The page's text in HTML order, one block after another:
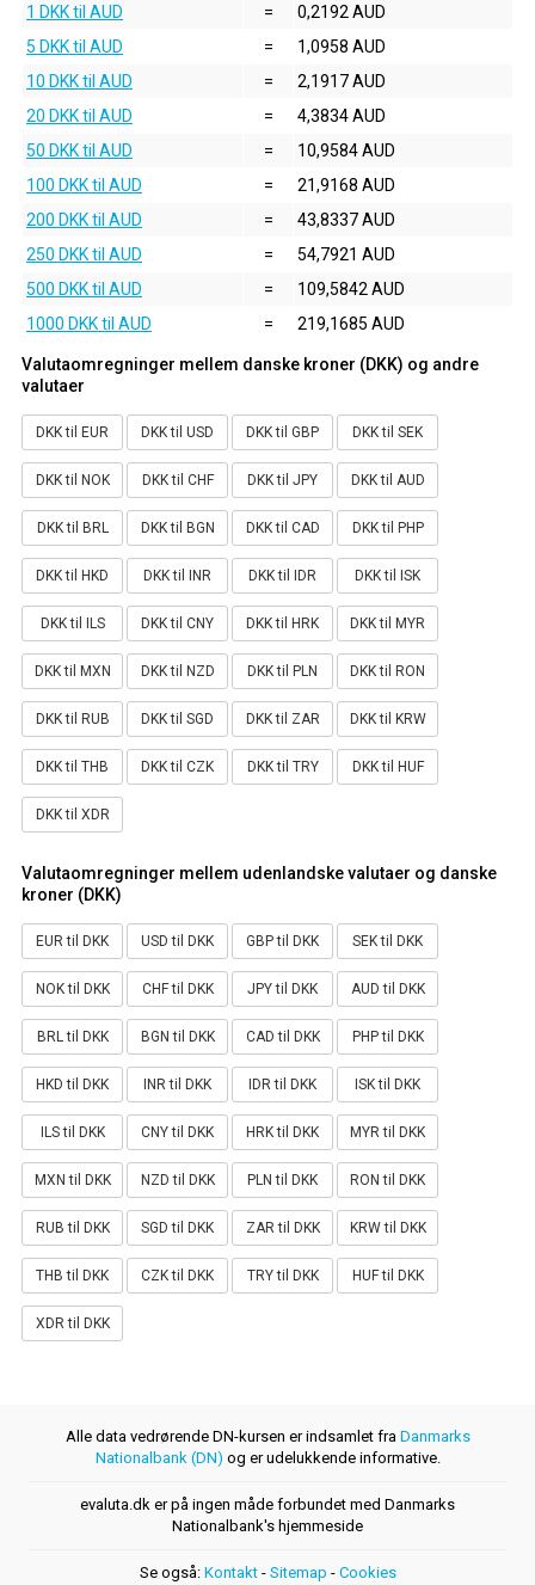
1 DKK til AUD
=
0,2192 AUD
5 DKK til AUD
=
1,0958 AUD
10 DKK til AUD
=
2,1917 AUD
20 DKK til AUD
=
4,3834 AUD
50 DKK til AUD
=
10,9584 AUD
100 DKK til AUD
=
21,9168 AUD
200 DKK til AUD
=
43,8337 AUD
250 DKK til AUD
=
54,7921 AUD
500 DKK til AUD
=
109,5842 AUD
1000 DKK til AUD
= 219,1685 AUD
Valutaomregninger mellem danske kroner (DKK) og andre
valutaer
DKK til EUR DKK til USD DKK til GBP DKK til SEK
DKK til NOK DKK til CHF DKK til JPY DKK til AUD
DKK til BRL DKK til BGN DKK til CAD DKK til PHP
DKK til HKD DKK til INR DKK til IDR DKK til ISK
DKK til ILS DKK til CNY DKK til HRK DKK til MYR
DKK til MXN DKK til NZD DKK til PLN DKK til RON
DKK til RUB DKK til SGD DKK til ZAR DKK til KRW
DKK til THB DKK til CZK DKK til TRY DKK til HUF
DKK til XDR
Valutaomregninger mellem udenlandske valutaer og danske
kroner (DKK)
EUR til DKK USD til DKK GBP til DKK SEK til DKK
NOK til DKK CHF til DKK JPY til DKK AUD til DKK
BRL til DKK BGN til DKK CAD til DKK PHP til DKK
HKD til DKK INR til DKK IDR til DKK ISK til DKK
ILS til DKK CNY til DKK HRK til DKK MYR til DKK
MXN til DKK NZD til DKK PLN til DKK RON til DKK
RUB til DKK SGD til DKK ZAR til DKK KRW til DKK
THB til DKK CZK til DKK TRY til DKK HUF til DKK
XDR til DKK
Alle data vedrørende DN-kursen er indsamlet fra Danmarks
Nationalbank (DN) og er udelukkende informative.
evaluta.dk er på ingen måde forbundet med Danmarks
Nationalbank's hjemmeside
Se også: Kontakt- Sitemap - Cookies